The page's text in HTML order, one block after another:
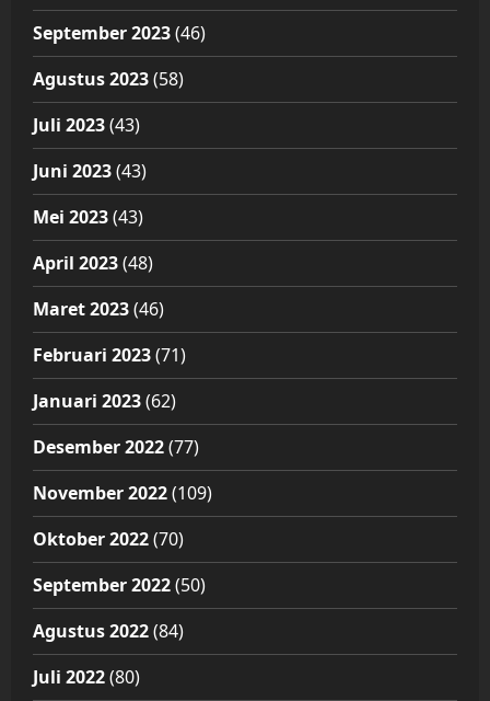
September 2023(46)
Agustus 2023(58)
Juli 2023(43)
Juni 2023(43)
Mei 2023(43)
April 2023(48)
Maret 2023(46)
Februari 2023(71)
Januari 2023(62)
Desember 2022(77)
November 2022(109)
Oktober 2022(70)
September 2022(50)
Agustus 2022(84)
Juli 2022(80)